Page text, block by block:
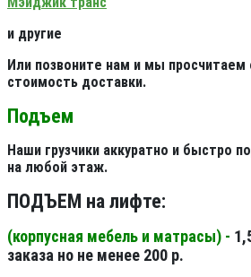
и другие
Или позвоните нам и мы просчитаем
стоимость доставки.
Подъем
Наши грузчики аккуратно и быстро
на любой этаж.
ПОДЪЕМ на лифте:
(корпусная мебель и матрасы) -
заказа но не менее 200 р.